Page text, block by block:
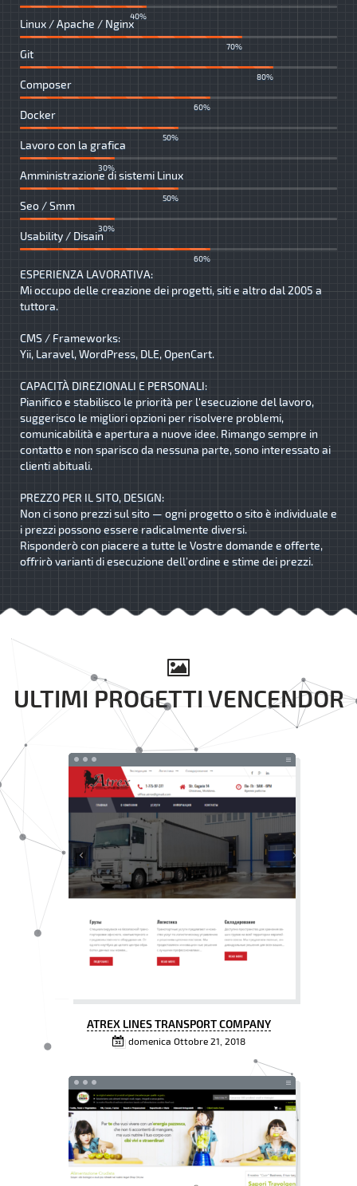
40%
Linux / Apache / Nginx
70%
Git
80%
Composer
60%
Docker
50%
Lavoro con la grafica
30%
Amministrazione di sistemi Linux
50%
Seo / Smm
30%
Usability / Disain
60%
ESPERIENZA LAVORATIVA:
Mi occupo delle creazione dei progetti, siti e altro dal 2005 a
tuttora.
CMS / Frameworks:
Yii, Laravel, WordPress, DLE, OpenCart.
CAPACITÀ DIREZIONALI E PERSONALI:
Pianifico e stabilisco le priorità per l'esecuzione del lavoro,
suggerisco le migliori opzioni per risolvere problemi,
comunicabilità e apertura a nuove idee. Rimango sempre in
contatto e non sparisco da nessuna parte, sono interessato ai
clienti abituali.
PREZZO PER IL SITO, DESIGN:
Non ci sono prezzi sul sito — ogni progetto o sito è individuale e
i prezzi possono essere radicalmente diversi.
Risponderò con piacere a tutte le Vostre domande e offerte,
offrirò varianti di esecuzione dell’ordine e stime dei prezzi.
ULTIMI PROGETTI VENCENDOR
ATREX LINES TRANSPORT COMPANY
domenica Ottobre 21, 2018